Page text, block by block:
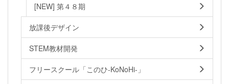
[NEW] 第４８期
放課後デザイン
STEM教材開発
フリースクール「このひ-KoNoHi-」